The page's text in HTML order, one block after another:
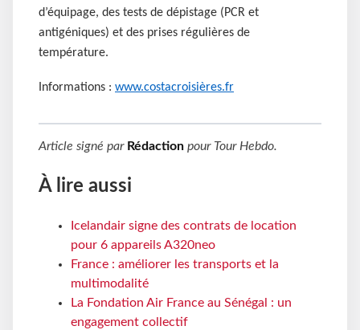
d’équipage, des tests de dépistage (PCR et
antigéniques) et des prises régulières de
température.
Informations : www.costacroisières.fr
Article signé par Rédaction pour Tour Hebdo.
À lire aussi
Icelandair signe des contrats de location
pour 6 appareils A320neo
France : améliorer les transports et la
multimodalité
La Fondation Air France au Sénégal : un
engagement collectif